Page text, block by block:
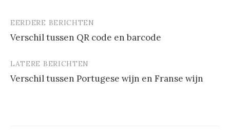
Berichtnavigatie
EERDERE BERICHTEN
Verschil tussen QR code en barcode
LATERE BERICHTEN
Verschil tussen Portugese wijn en Franse wijn